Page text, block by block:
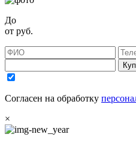
До
от руб.
Согласен на обработку
×